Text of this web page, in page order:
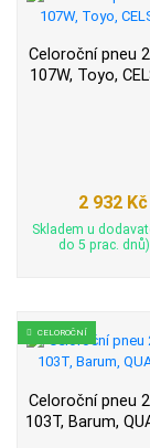
Celoroční pneu
107W, Toyo,
2 932 Kč
Skladem u
do 5 prac.
CELOROČNÍ
Celoroční pneu
103T, Barum,